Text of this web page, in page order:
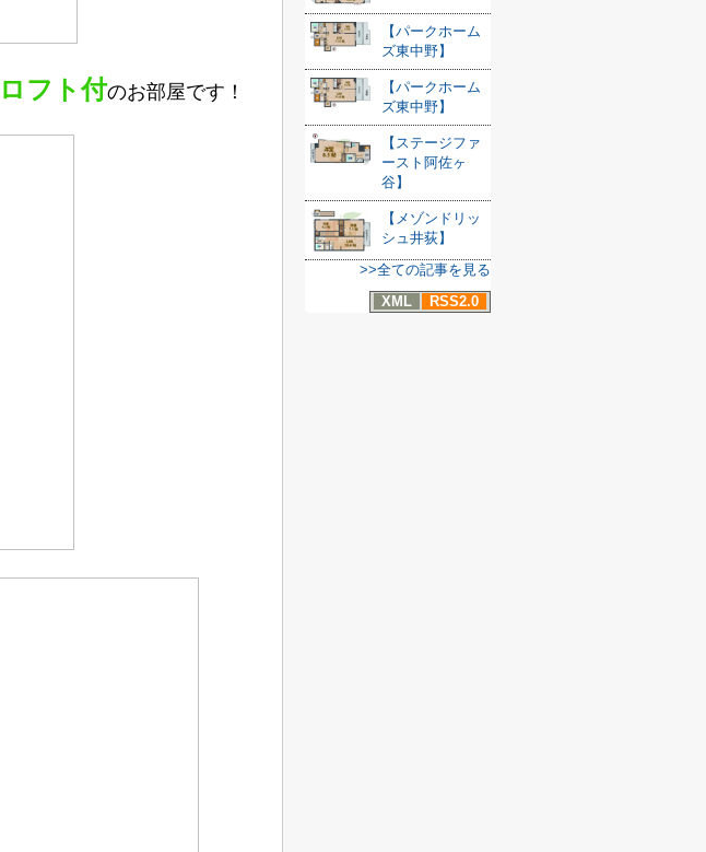
ロフト付のお部屋です！
【パークホーム
ズ東中野】
【パークホーム
ズ東中野】
【ステージファ
ースト阿佐ヶ
谷】
【メゾンドリッ
シュ井荻】
>>全ての記事を見る
XML
RSS2.0